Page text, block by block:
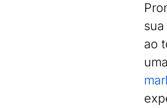
ao
uma